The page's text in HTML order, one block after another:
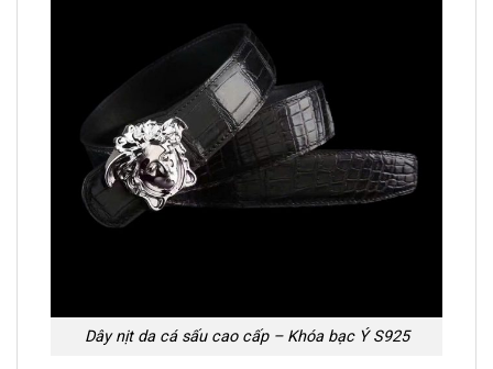
Dây nịt da cá sấu cao cấp – Khóa bạc Ý S925